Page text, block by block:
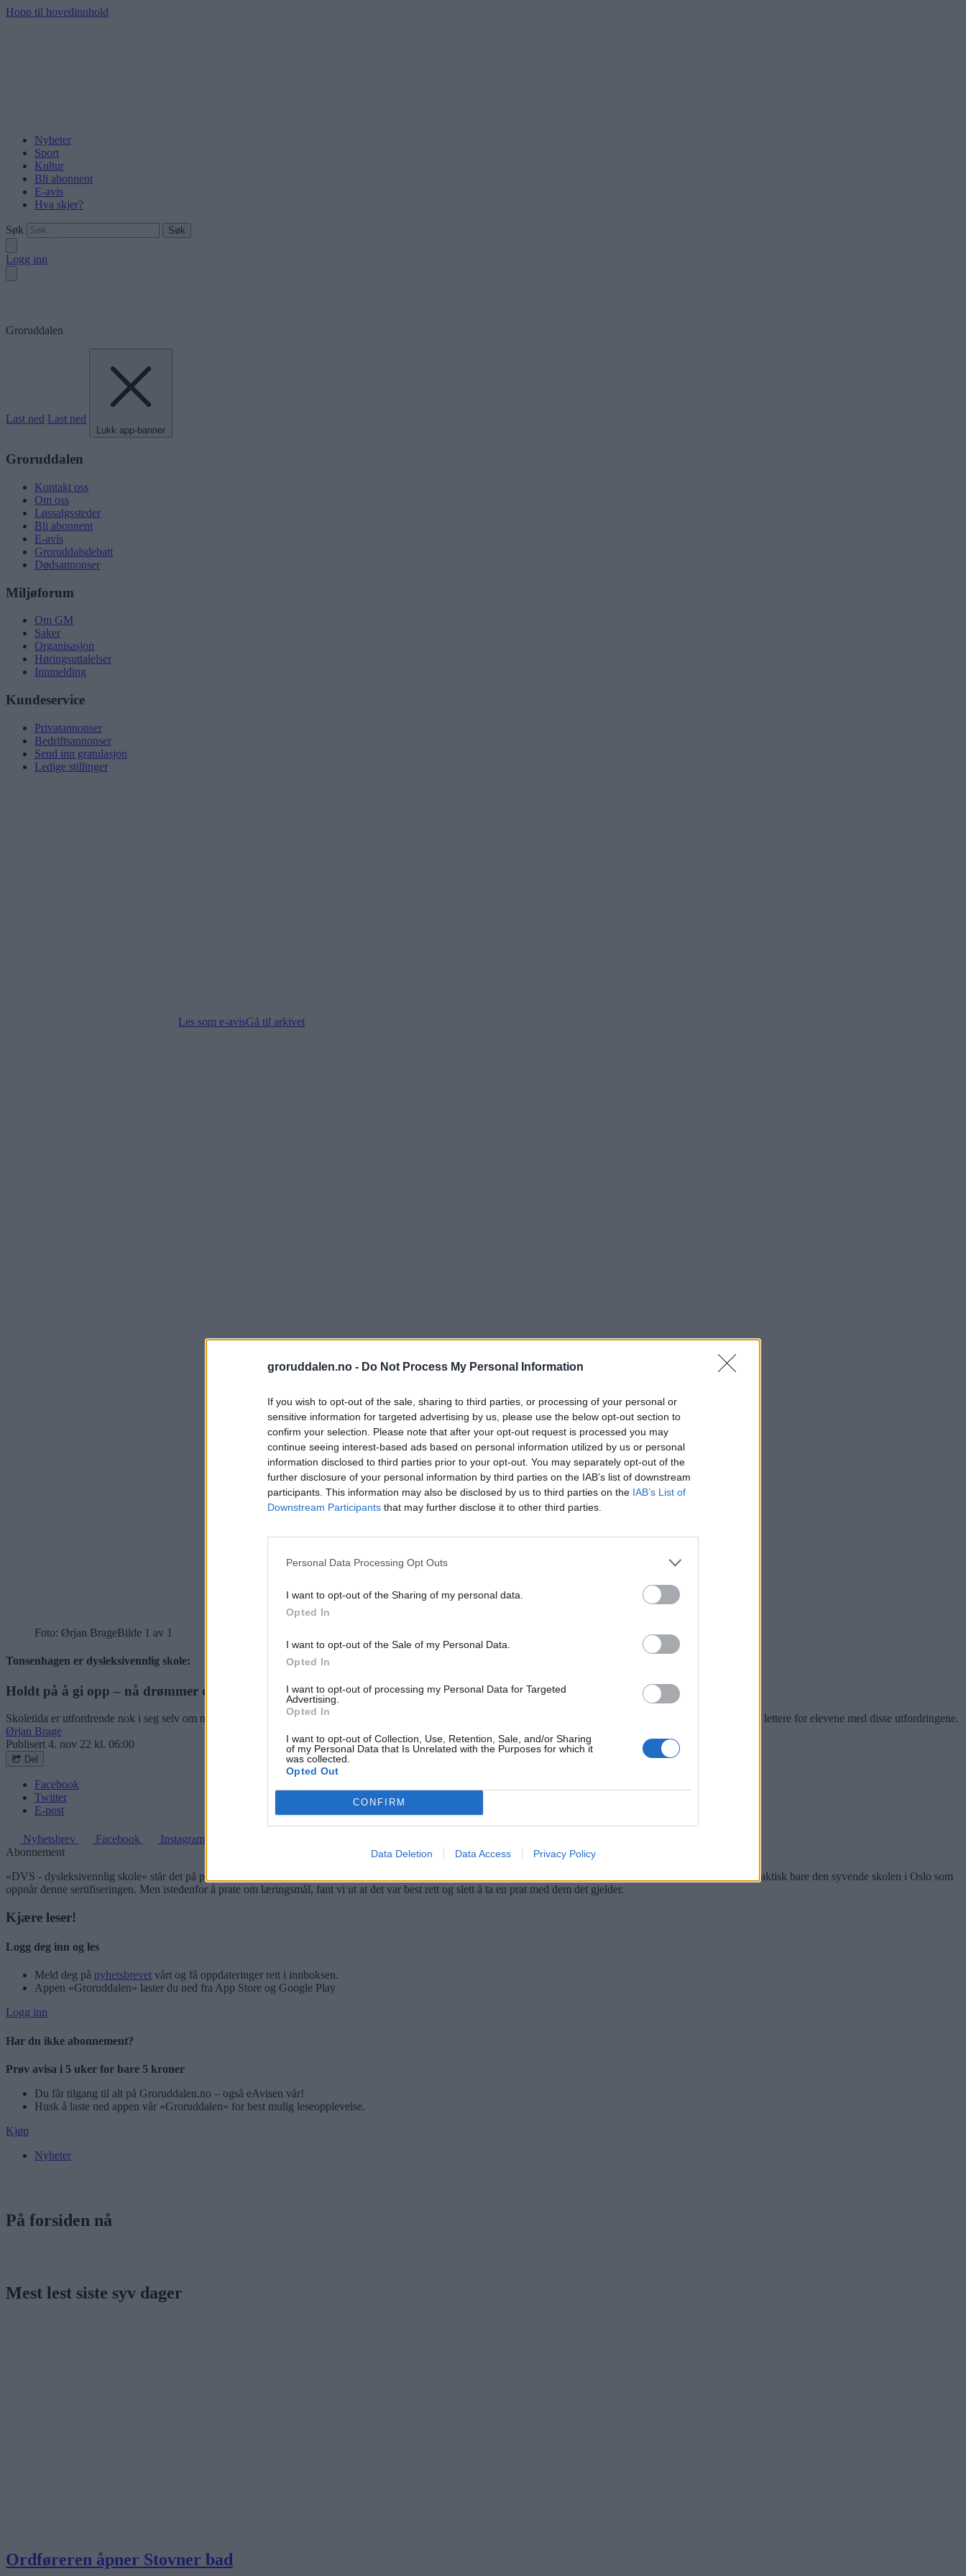
groruddalen.no - Do Not Process My Personal Information
If you wish to opt-out of the sale, sharing to third parties, or processing of your personal or
sensitive information for targeted advertising by us, please use the below opt-out section to
confirm your selection. Please note that after your opt-out request is processed you may
continue seeing interest-based ads based on personal information utilized by us or personal
information disclosed to third parties prior to your opt-out. You may separately opt-out of the
further disclosure of your personal information by third parties on the IAB’s list of downstream
participants. This information may also be disclosed by us to third parties on the IAB’s List of
Downstream Participants that may further disclose it to other third parties.
Personal Data Processing Opt Outs
I want to opt-out of the Sharing of my personal data.
Opted In
I want to opt-out of the Sale of my Personal Data.
Opted In
I want to opt-out of processing my Personal Data for Targeted
Advertising.
Opted In
I want to opt-out of Collection, Use, Retention, Sale, and/or Sharing
of my Personal Data that Is Unrelated with the Purposes for which it
was collected.
Opted Out
CONFIRM
Data Deletion Data Access Privacy Policy
Hopp til hovedinnhold
Nyheter
Sport
Kultur
Bli abonnent
E-avis
Hva skjer?
Søk
Logg inn
Groruddalen
Last ned Last ned
Lukk app-banner
Groruddalen
Kontakt oss
Om oss
Løssalgssteder
Bli abonnent
E-avis
Groruddalsdebatt
Dødsannonser
Miljøforum
Om GM
Saker
Organisasjon
Høringsuttalelser
Innmelding
Kundeservice
Privatannonser
Bedriftsannonser
Send inn gratulasjon
Ledige stillinger
Les som e-avisGå til arkivet
Foto: Ørjan BrageBilde 1 av 1
Tonsenhagen er dysleksivennlig skole:
Holdt på å gi opp – nå drømmer de stort
Skoletida er utfordrende nok i seg selv om man ikke skal bruke all sin energi på å slåss med bokstavene. På Tonsenhagen har man brukt de siste årene på å gjøre det litt lettere for elevene med disse utfordringene.
Ørjan Brage
Publisert 4. nov 22 kl. 06:00
Del
Facebook
Twitter
E-post
Nyhetsbrev Facebook
Instagram
Abonnement
«DVS - dysleksivennlig skole» står det på plaketten. Det synlige beviset på at Tonsenhagen skole har lagt ned et godt arbeid med å gjøre det lettere for elevene. De er faktisk bare den syvende skolen i Oslo som
oppnår denne sertifiseringen. Men istedenfor å prate om læringsmål, fant vi ut at det var best rett og slett å ta en prat med dem det gjelder.
Kjære leser!
Logg deg inn og les
Meld deg på nyhetsbrevet vårt og få oppdateringer rett i innboksen.
Appen «Groruddalen» laster du ned fra App Store og Google Play
Logg inn
Har du ikke abonnement?
Prøv avisa i 5 uker for bare 5 kroner
Du får tilgang til alt på Groruddalen.no – også eAvisen vår!
Husk å laste ned appen vår «Groruddalen» for best mulig leseopplevelse.
Kjøp
Nyheter
På forsiden nå
Mest lest siste syv dager
Ordføreren åpner Stovner bad